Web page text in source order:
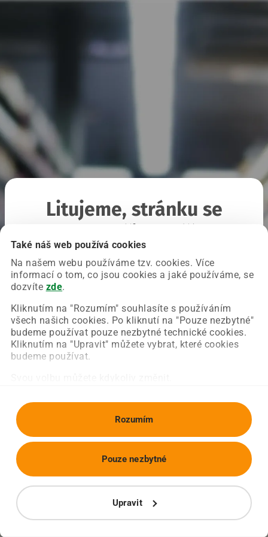
Také náš web používá cookies
Na našem webu používáme tzv. cookies. Více
informací o tom, co jsou cookies a jaké používáme, se
dozvíte zde.
Kliknutím na "Rozumím" souhlasíte s používáním
všech našich cookies. Po kliknutí na "Pouze nezbytné"
budeme používat pouze nezbytné technické cookies.
Kliknutím na "Upravit" můžete vybrat, které cookies
budeme používat.
Rozumím
Upravit
Pouze nezbytné
Litujeme, stránku se
Chyba nastala na naší straně a už ji opravujeme.
Zkuste prosím znovu načíst požadovanou stránku.
Obnovit stránku Úvodní strana